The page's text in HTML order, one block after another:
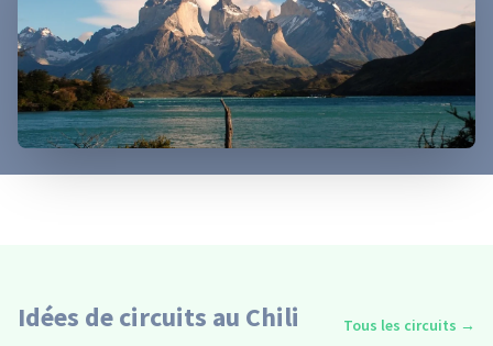
Idées de circuits au Chili Tous les circuits →